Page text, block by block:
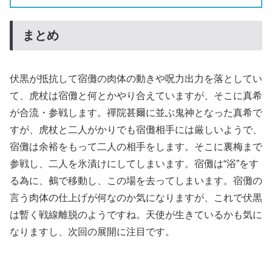
まとめ
伏黒が抵抗して宿儺の肉体の動きや呪力出力を落としてい
て、虎杖は宿儺と何とかやり合えていますが、そこに真希
が合流・参戦します。禪院甚爾に並ぶ鬼神となった真希で
すが、虎杖と二人がかりでも宿儺相手には厳しいようで、
宿儺は余裕をもって二人の相手をします。そこに裏梅まで
参戦し、二人を氷漬けにしてしまいます。宿儺は“浴”をす
る為に、鵺で移動し、この場を去ってしまいます。宿儺の
言う肉体の仕上げが何なのか気になりますが、これで伏黒
は暫く戦線離脱のようですね。天使が生きているかも気に
なりますし、次回の展開に注目です。